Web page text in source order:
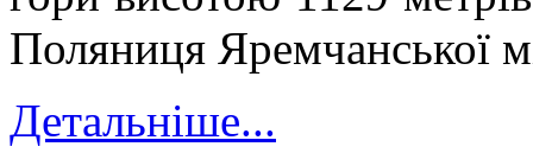
Поляниця Яремчанської
Детальніше...